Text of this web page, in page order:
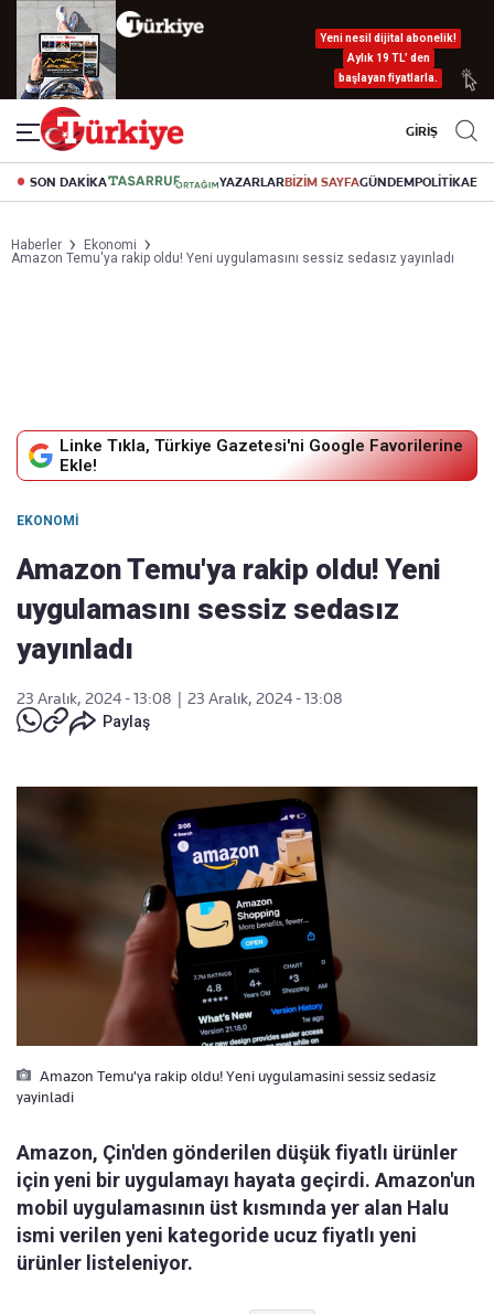
Yeni nesil dijital abonelik!
Aylık 19 TL’ den
başlayan fiyatlarla.
GİRİŞ
SON DAKİKA YAZARLARBİZİM SAYFAGÜNDEMPOLİTİKA
Haberler
Ekonomi
Amazon Temu'ya rakip oldu! Yeni uygulamasını sessiz sedasız yayınladı
Linke Tıkla, Türkiye Gazetesi'ni Google Favorilerine
Ekle!
EKONOMI
Amazon Temu'ya rakip oldu! Yeni
uygulamasını sessiz sedasız
yayınladı
23 Aralık, 2024 - 13:08
23 Aralık, 2024 - 13:08
Paylaş
Amazon Temu'ya rakip oldu! Yeni uygulamasini sessiz sedasiz
yayinladi
Amazon, Çin'den gönderilen düşük fiyatlı ürünler
için yeni bir uygulamayı hayata geçirdi. Amazon'un
mobil uygulamasının üst kısmında yer alan Halu
ismi verilen yeni kategoride ucuz fiyatlı yeni
ürünler listeleniyor.